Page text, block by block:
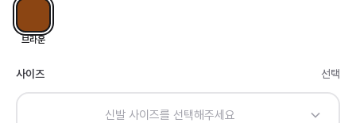
브라운
사이즈 선택
신발 사이즈를 선택해주세요